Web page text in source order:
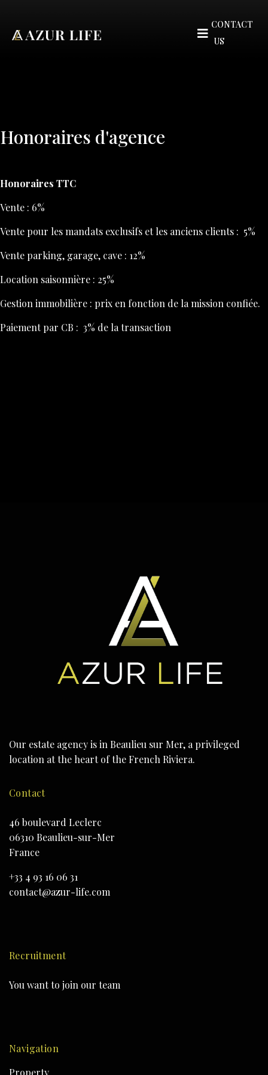
CONTACT
US
Honoraires d'agence
Honoraires TTC
Vente : 6%
Vente pour les mandats exclusifs et les anciens clients : 5%
Vente parking, garage, cave : 12%
Location saisonnière : 25%
Gestion immobilière : prix en fonction de la mission confiée.
Paiement par CB : 3% de la transaction
Our estate agency is in Beaulieu sur Mer, a privileged
location at the heart of the French Riviera.
Contact
46 boulevard Leclerc
06310 Beaulieu-sur-Mer
France
+33 4 93 16 06 31
contact@azur-life.com
Recruitment
You want to join our team
Navigation
Property